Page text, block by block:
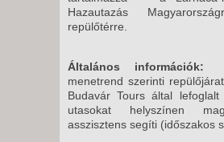
Hazautazás
repülőtérre.
Általános
menetrend szerinti
Budavár Tours által lefoglalt
utasokat helyszínen
asszisztens segíti (időszakos